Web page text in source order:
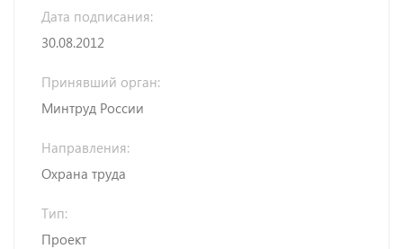
Дата подписания:
30.08.2012
Принявший орган:
Минтруд России
Направления:
Охрана труда
Тип:
Проект